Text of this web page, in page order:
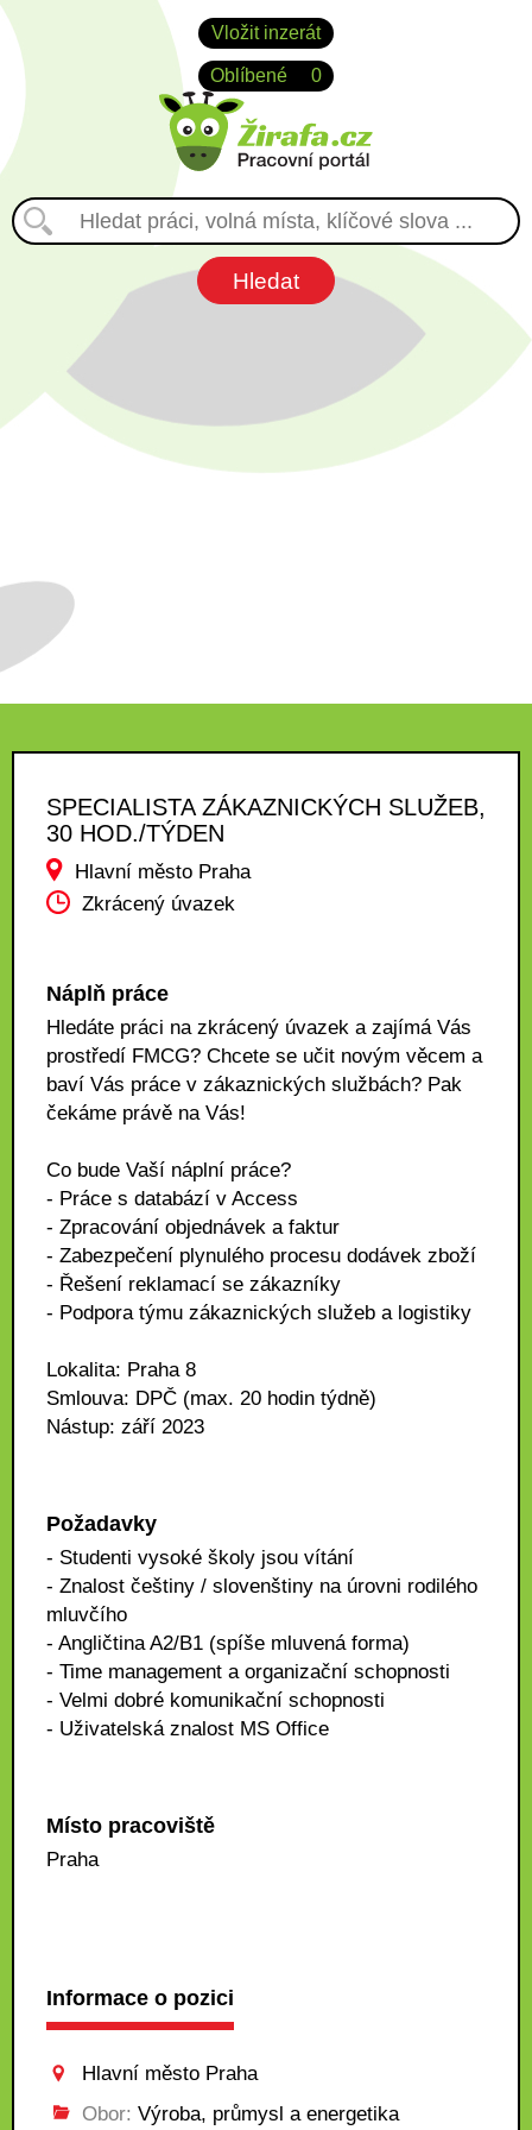
Vložit inzerát
Oblíbené 0
SPECIALISTA ZÁKAZNICKÝCH SLUŽEB,
30 HOD./TÝDEN
Hlavní město Praha
Zkrácený úvazek
Náplň práce
Hledáte práci na zkrácený úvazek a zajímá Vás
prostředí FMCG? Chcete se učit novým věcem a
baví Vás práce v zákaznických službách? Pak
čekáme právě na Vás!
Co bude Vaší náplní práce?
- Práce s databází v Access
- Zpracování objednávek a faktur
- Zabezpečení plynulého procesu dodávek zboží
- Řešení reklamací se zákazníky
- Podpora týmu zákaznických služeb a logistiky
Lokalita: Praha 8
Smlouva: DPČ (max. 20 hodin týdně)
Nástup: září 2023
Požadavky
- Studenti vysoké školy jsou vítání
- Znalost češtiny / slovenštiny na úrovni rodilého
mluvčího
- Angličtina A2/B1 (spíše mluvená forma)
- Time management a organizační schopnosti
- Velmi dobré komunikační schopnosti
- Uživatelská znalost MS Office
Místo pracoviště
Praha
Informace o pozici
Hlavní město Praha
Obor: Výroba, průmysl a energetika